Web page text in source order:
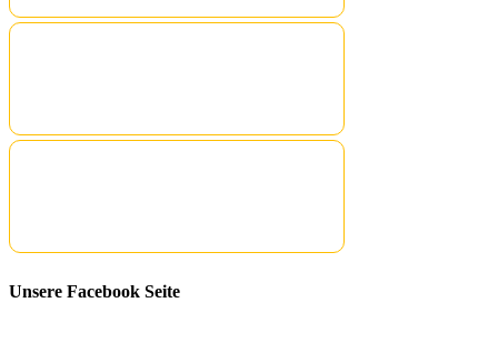
Unsere Facebook Seite